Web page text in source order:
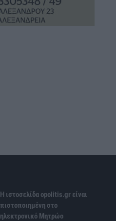
Η ιστοσελίδα opolitis.gr είναι
πιστοποιημένη στο
ηλεκτρονικό Μητρώο